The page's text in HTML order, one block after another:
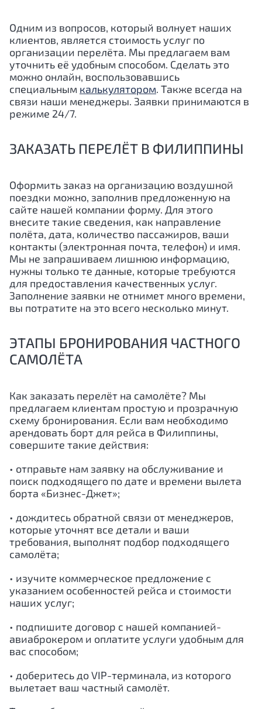
Одним из вопросов, который волнует наших
клиентов, является стоимость услуг по
организации перелёта. Мы предлагаем вам
уточнить её удобным способом. Сделать это
можно онлайн, воспользовавшись
специальным калькулятором. Также всегда на
связи наши менеджеры. Заявки принимаются в
режиме 24/7.
ЗАКАЗАТЬ ПЕРЕЛЁТ В ФИЛИППИНЫ
Оформить заказ на организацию воздушной
поездки можно, заполнив предложенную на
сайте нашей компании форму. Для этого
внесите такие сведения, как направление
полёта, дата, количество пассажиров, ваши
контакты (электронная почта, телефон) и имя.
Мы не запрашиваем лишнюю информацию,
нужны только те данные, которые требуются
для предоставления качественных услуг.
Заполнение заявки не отнимет много времени,
вы потратите на это всего несколько минут.
ЭТАПЫ БРОНИРОВАНИЯ ЧАСТНОГО
САМОЛЁТА
Как заказать перелёт на самолёте? Мы
предлагаем клиентам простую и прозрачную
схему бронирования. Если вам необходимо
арендовать борт для рейса в Филиппины,
совершите такие действия:
• отправьте нам заявку на обслуживание и
поиск подходящего по дате и времени вылета
борта «Бизнес-Джет»;
• дождитесь обратной связи от менеджеров,
которые уточнят все детали и ваши
требования, выполнят подбор подходящего
самолёта;
• изучите коммерческое предложение с
указанием особенностей рейса и стоимости
наших услуг;
• подпишите договор с нашей компанией-
авиаброкером и оплатите услуги удобным для
вас способом;
• доберитесь до VIP-терминала, из которого
вылетает ваш частный самолёт.